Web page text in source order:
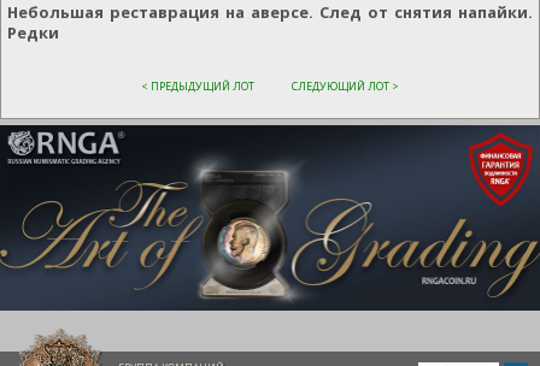
Небольшая реставрация на аверсе. След от снятия напайки.
Редки
< ПРЕДЫДУЩИЙ ЛОТ СЛЕДУЮЩИЙ ЛОТ >